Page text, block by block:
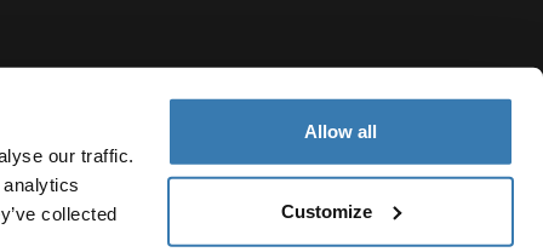
our traffic.
collected
Allow all
Customize
Cookie-Richtlinien Cookie-Einstellungen Current market/